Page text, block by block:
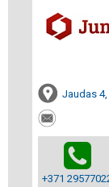
Jaudas 4,
+371